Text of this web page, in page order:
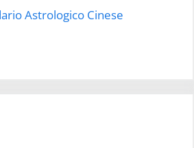
Astrologico Cinese